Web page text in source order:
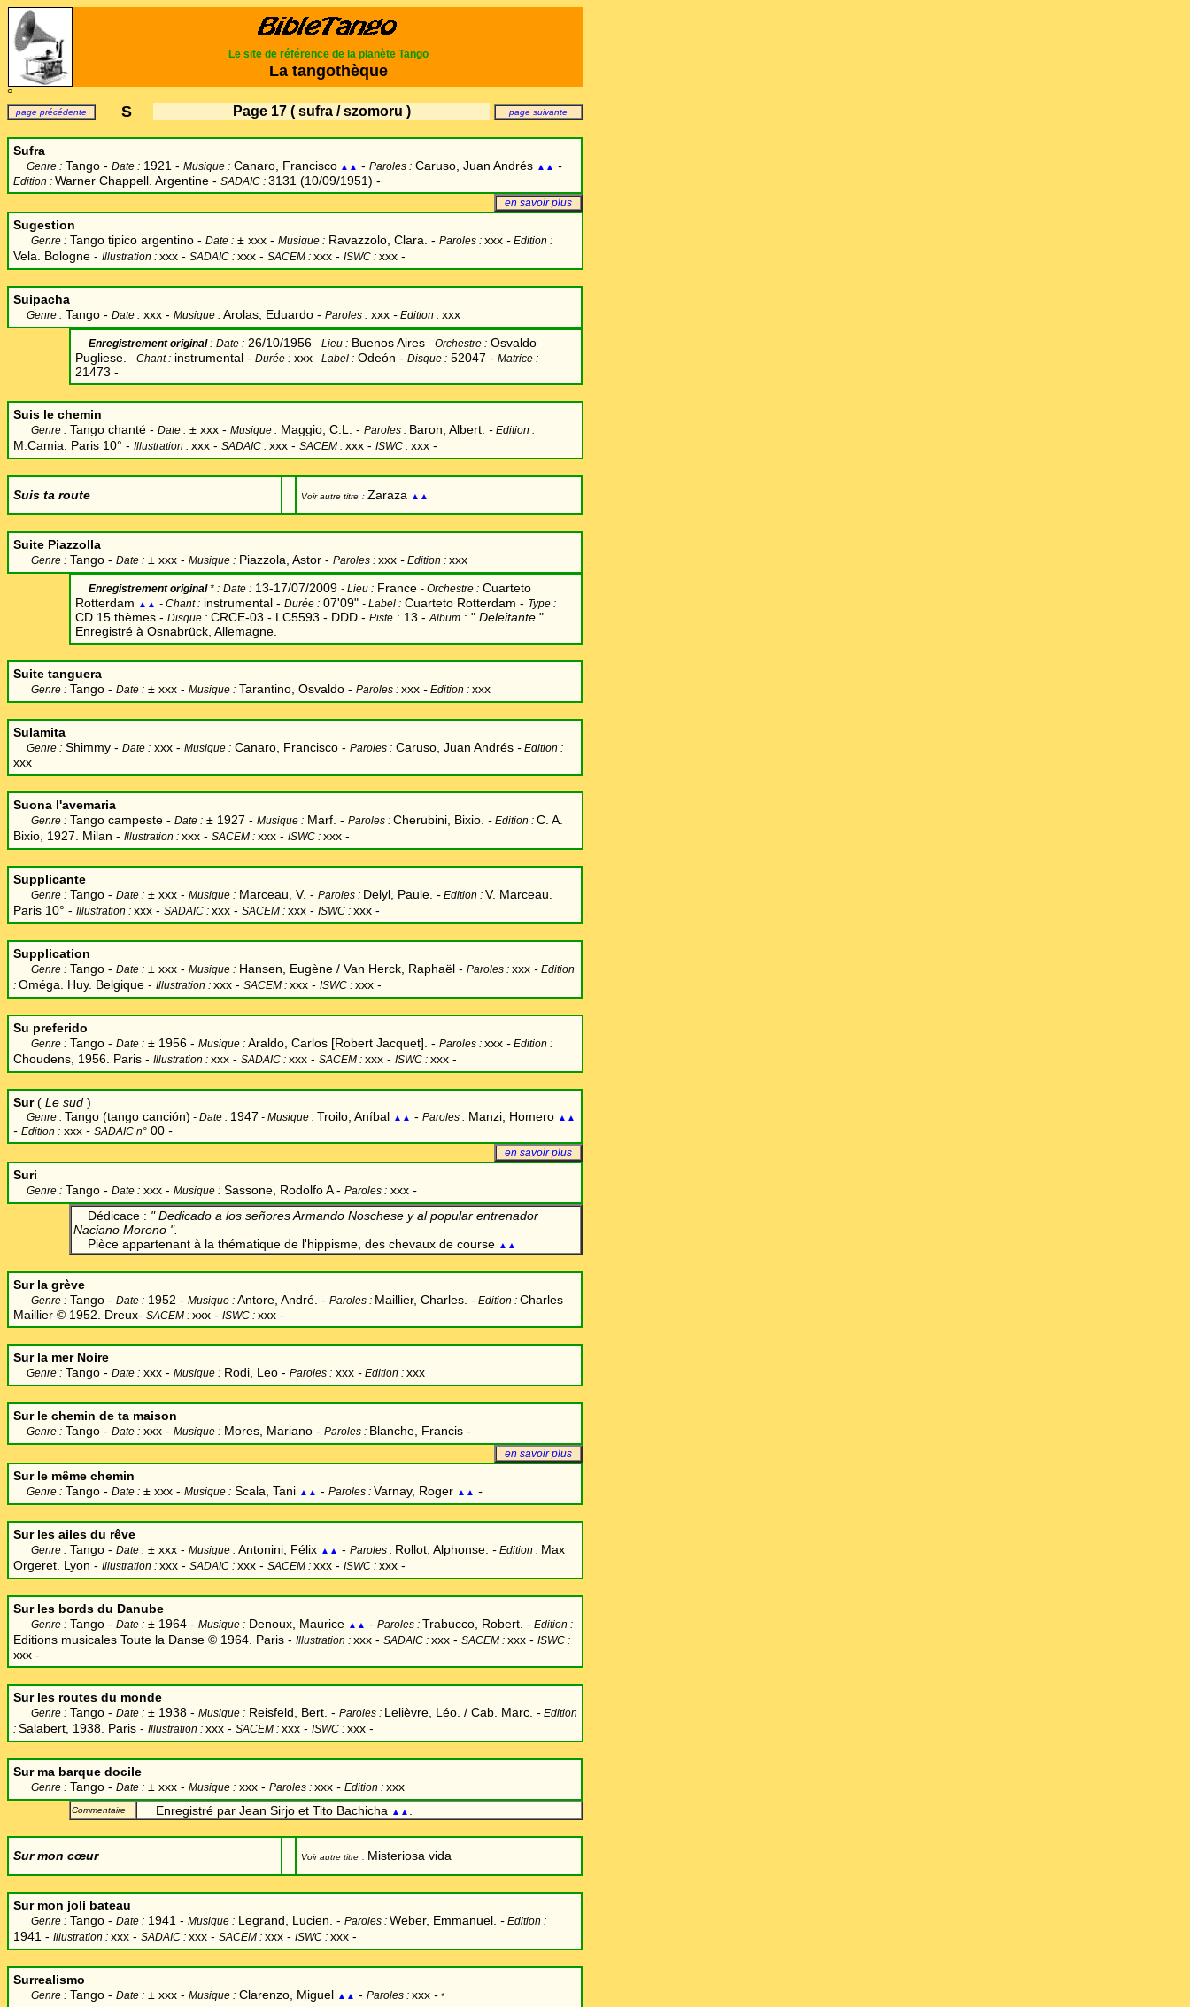
Le site de référence de la planète Tango
La tangothèque
°
page précédente S Page 17( sufra / szomoru ) page suivante
Sufra
Genre : Tango - Date : 1921 - Musique : Canaro, Francisco ▲▲ - Paroles : Caruso, Juan Andrés ▲▲ -
Edition : Warner Chappell. Argentine - SADAIC : 3131 (10/09/1951) -
en savoir plus
Sugestion
Genre : Tango tipico argentino - Date : ± xxx - Musique : Ravazzolo, Clara. - Paroles : xxx - Edition :
Vela. Bologne - Illustration : xxx - SADAIC : xxx - SACEM : xxx - ISWC : xxx -
Suipacha
Genre : Tango - Date : xxx - Musique : Arolas, Eduardo - Paroles : xxx - Edition : xxx
Enregistrement original: Date : 26/10/1956 - Lieu : Buenos Aires - Orchestre : Osvaldo
Pugliese. - Chant: instrumental - Durée : xxx - Label : Odeón - Disque : 52047 - Matrice :
21473 -
Suis le chemin
Genre : Tango chanté - Date : ± xxx - Musique : Maggio, C.L. - Paroles : Baron, Albert - Edition :
M.Camia. Paris 10° - Illustration : xxx - SADAIC : xxx - SACEM : xxx - ISWC : xxx -
Suis ta route Voir autre titre : Zaraza ▲▲
Suite Piazzolla
Genre : Tango - Date : ± xxx - Musique : Piazzola, Astor - Paroles : xxx - Edition : xxx
Enregistrement original* : Date : 13-17/07/2009 - Lieu : France - Orchestre : Cuarteto
Rotterdam
▲▲ - Chant: instrumental - Durée : 07'09" - Label : Cuarteto Rotterdam - Type :
CD 15 thèmes - Disque : CRCE-03 - LC5593 - DDD - Piste : 13 - Album : " Deleitante ".
Enregistré à Osnabrück, Allemagne.
Suite tanguera
Genre : Tango - Date : ± xxx - Musique : Tarantino, Osvaldo - Paroles : xxx - Edition : xxx
Sulamita
Genre : Shimmy - Date : xxx - Musique : Canaro, Francisco - Paroles : Caruso, Juan Andrés - Edition :
xxx
Suona l'avemaria
Genre : Tango campeste - Date : ± 1927 - Musique : Marf. - Paroles : Cherubini, Bixio. - Edition : C. A.
Bixio, 1927. Milan - Illustration : xxx - SACEM : xxx - ISWC : xxx -
Supplicante
Genre : Tango - Date : ± xxx - Musique : Marceau, V. - Paroles : Delyl, Paule. - Edition : V. Marceau.
Paris 10° - Illustration : xxx - SADAIC : xxx - SACEM : xxx - ISWC : xxx -
Supplication
Genre : Tango - Date : ± xxx - Musique : Hansen, Eugène / Van Herck, Raphaël - Paroles : xxx - Edition
: Oméga. Huy. Belgique - Illustration : xxx - SACEM : xxx - ISWC : xxx -
Su preferido
Genre : Tango - Date : ± 1956 - Musique : Araldo, Carlos [Robert Jacquet]. - Paroles : xxx - Edition :
Choudens, 1956. Paris - Illustration : xxx - SADAIC : xxx - SACEM : xxx - ISWC : xxx -
Sur( Le sud )
Genre : Tango (tango canción) - Date : 1947 - Musique : Troilo, Aníbal ▲▲ - Paroles : Manzi, Homero ▲▲
- Edition : xxx - SADAIC n° 00 -
en savoir plus
Suri
Genre : Tango - Date : xxx - Musique : Sassone, Rodolfo A- Paroles : xxx -
Dédicace : " Dedicado a los señores Armando Noschese y al popular entrenador
Naciano Moreno ".
Pièce appartenant à la thématique de l'hippisme, des chevaux de course ▲▲
Sur la grève
Genre : Tango - Date : 1952 - Musique : Antore, André. - Paroles : Maillier, Charles. - Edition : Charles
Maillier © 1952. Dreux- SACEM : xxx - ISWC : xxx -
Sur la mer Noire
Genre : Tango - Date : xxx - Musique : Rodi, Leo - Paroles : xxx - Edition : xxx
Sur le chemin de ta maison
Genre : Tango - Date : xxx - Musique : Mores, Mariano - Paroles : Blanche, Francis -
en savoir plus
Sur le même chemin
Genre : Tango - Date : ± xxx - Musique : Scala, Tani ▲▲ - Paroles : Varnay, Roger ▲▲ -
Sur les ailes du rêve
Genre : Tango - Date : ± xxx - Musique : Antonini, Félix ▲▲ - Paroles : Rollot, Alphonse. - Edition : Max
Orgeret. Lyon - Illustration : xxx - SADAIC : xxx - SACEM : xxx - ISWC : xxx -
Sur les bords du Danube
Genre : Tango - Date : ± 1964 - Musique : Denoux, Maurice ▲▲ - Paroles : Trabucco, Robert. - Edition :
Editions musicales Toute la Danse © 1964. Paris - Illustration : xxx - SADAIC : xxx - SACEM : xxx - ISWC :
xxx -
Sur les routes du monde
Genre : Tango - Date : ± 1938 - Musique : Reisfeld, Bert. - Paroles : Lelièvre, Léo. / Cab. Marc. - Edition
: Salabert, 1938. Paris - Illustration : xxx - SACEM : xxx - ISWC : xxx -
Sur ma barque docile
Genre : Tango - Date : ± xxx - Musique : xxx - Paroles : xxx - Edition : xxx
Commentaire Enregistré par Jean Sirjo et Tito Bachicha ▲▲
Sur mon cœur Voir autre titre : Misteriosa vida
Sur mon joli bateau
Genre : Tango - Date : 1941 - Musique : Legrand, Lucien. - Paroles : Weber, Emmanuel. - Edition :
1941 - Illustration : xxx - SADAIC : xxx - SACEM : xxx - ISWC : xxx -
Surrealismo
Genre : Tango - Date : ± xxx - Musique : Clarenzo, Miguel ▲▲ - Paroles : xxx - *